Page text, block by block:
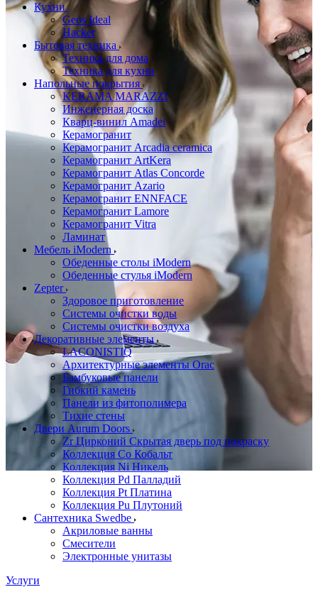
Кухни
Geos Ideal
Hacker
Бытовая техника
Техника для дома
Техника для кухни
Напольные покрытия
KERAMA MARAZZI
Инженерная доска
Кварц-винил Amadei
Керамогранит
Керамогранит Arcadia ceramica
Керамогранит ArtKera
Керамогранит Atlas Concorde
Керамогранит Azario
Керамогранит ENNFACE
Керамогранит Lamore
Керамогранит Vitra
Ламинат
Мебель iModern
Обеденные столы iModern
Обеденные стулья iModern
Zepter
Здоровое приготовление
Системы очистки воды
Системы очистки воздуха
Декоративные элементы
LACONISTIQ
Архитектурные элементы Orac
Бамбуковые панели
Гибкий камень
Панели из фитополимера
Тихие стены
Двери Aurum Doors
Zr Цирконий Скрытая дверь под покраску
Коллекция Co Кобальт
Коллекция Ni Никель
Коллекция Pd Палладий
Коллекция Pt Платина
Коллекция Pu Плутоний
Сантехника Swedbe
Акриловые ванны
Смесители
Электронные унитазы
Услуги